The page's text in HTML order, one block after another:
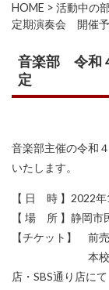
HOME > 活動中の
定期演奏会 開催
音楽部 令和
定
音楽部主催の令和
いたします。
【 日 時 】2022
【 場 所 】静岡
【チケット】 前
本校事務室、
店・SBS通り店にて